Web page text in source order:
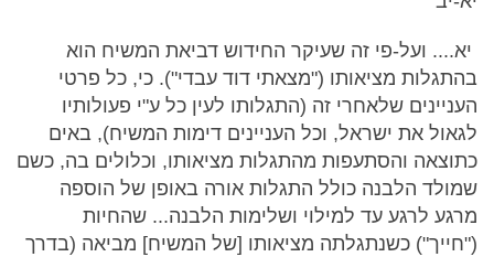
יא.... ועל-פי זה שעיקר החידוש דביאת המשיח הוא
בהתגלות מציאותו ("מצאתי דוד עבדי"). כי, כל פרטי
העניינים שלאחרי זה (התגלותו לעין כל ע"י פעולותיו
לגאול את ישראל, וכל העניינים דימות המשיח), באים
כתוצאה והסתעפות מהתגלות מציאותו, וכלולים בה, כשם
שמולד הלבנה כולל התגלות אורה באופן של הוספה
מרגע לרגע עד למילוי ושלימות הלבנה... שהחיות
("חייך") כשנתגלתה מציאותו [של המשיח] מביאה (בדרך